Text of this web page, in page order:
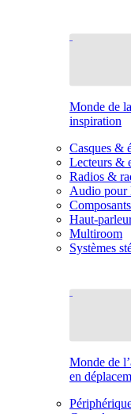
Monde de
inspiration
Casques &
Lecteurs &
Radios &
Audio pour
Haut-
Multiroom
Systèmes
Monde de
en